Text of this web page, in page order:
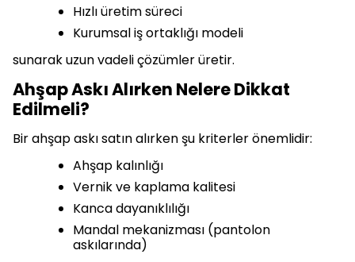
Hızlı üretim süreci
Kurumsal iş ortaklığı modeli
sunarak uzun vadeli çözümler üretir.
Ahşap Askı Alırken Nelere Dikkat
Edilmeli?
Bir ahşap askı satın alırken şu kriterler önemlidir:
Ahşap kalınlığı
Vernik ve kaplama kalitesi
Kanca dayanıklılığı
Mandal mekanizması (pantolon
askılarında)